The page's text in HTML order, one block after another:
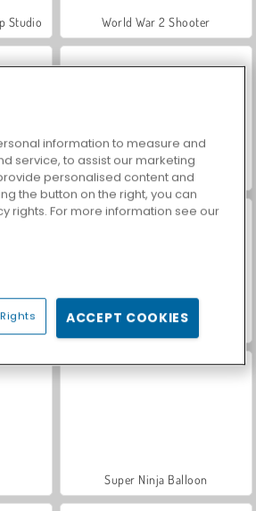
Studio World War 2 Shooter
Casino World
Royal Story
Super Ninja Balloon
information to measure and
service, to assist our marketing
personalised content and
the button on the right, you can
rights. For more information see our
ACCEPT COOKIES